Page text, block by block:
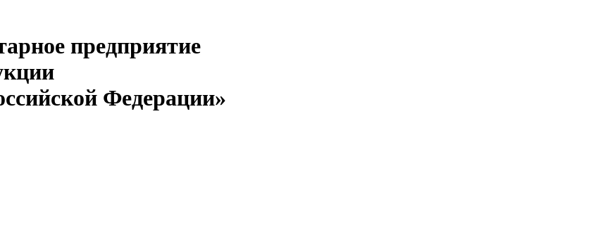
предприятие
Федерации»